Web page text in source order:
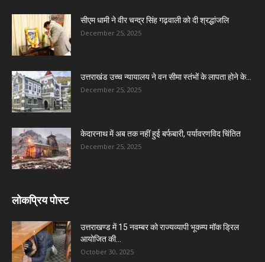
सीएम धामी ने वीर चन्द्र सिंह गढ़वाली को दी श्रद्धांजलि
December 25, 2025
उत्तराखंड उच्च न्यायालय ने वन सीमा स्तंभों के लापता होने के...
December 25, 2025
केदारनाथ में अब तक नहीं हुई बर्फबारी, पर्यावरणविद चिंतित
December 25, 2025
लोकप्रिय पोस्ट
उत्तराखण्ड में 15 नवम्बर को राज्यव्यापी भूकम्प मॉक ड्रिल
आयोजित की...
October 30, 2025